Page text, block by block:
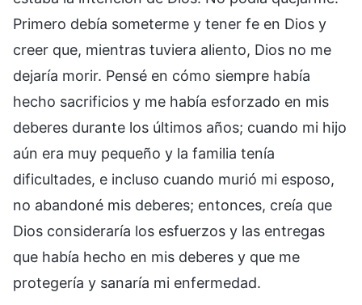
Primero debía someterme y tener fe en Dios y
creer que, mientras tuviera aliento, Dios no me
dejaría morir. Pensé en cómo siempre había
hecho sacrificios y me había esforzado en mis
deberes durante los últimos años; cuando mi hijo
aún era muy pequeño y la familia tenía
dificultades, e incluso cuando murió mi esposo,
no abandoné mis deberes; entonces, creía que
Dios consideraría los esfuerzos y las entregas
que había hecho en mis deberes y que me
protegería y sanaría mi enfermedad.